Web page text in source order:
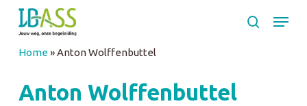
Skip
content
search
Menu
Home»Anton Wolffenbuttel
Anton Wolffenbuttel